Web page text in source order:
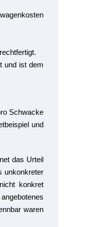
und ist dem
Schwacke
und
das Urteil
unkonkreter
konkret
waren